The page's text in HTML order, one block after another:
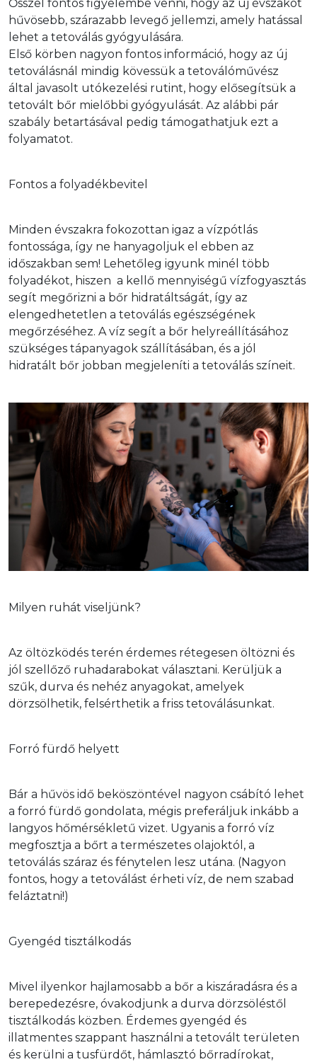
Ősszel fontos figyelembe venni, hogy az új évszakot
hűvösebb, szárazabb levegő jellemzi, amely hatással
lehet a tetoválás gyógyulására.
Első körben nagyon fontos információ, hogy az új
tetoválásnál mindig kövessük a tetoválóművész
által javasolt utókezelési rutint, hogy elősegítsük a
tetovált bőr mielőbbi gyógyulását. Az alábbi pár
szabály betartásával pedig támogathatjuk ezt a
folyamatot.
Fontos a folyadékbevitel
Minden évszakra fokozottan igaz a vízpótlás
fontossága, így ne hanyagoljuk el ebben az
időszakban sem! Lehetőleg igyunk minél több
folyadékot, hiszen  a kellő mennyiségű vízfogyasztás
segít megőrizni a bőr hidratáltságát, így az
elengedhetetlen a tetoválás egészségének
megőrzéséhez. A víz segít a bőr helyreállításához
szükséges tápanyagok szállításában, és a jól
hidratált bőr jobban megjeleníti a tetoválás színeit.
Milyen ruhát viseljünk?
Az öltözködés terén érdemes rétegesen öltözni és
jól szellőző ruhadarabokat választani. Kerüljük a
szűk, durva és nehéz anyagokat, amelyek
dörzsölhetik, felsérthetik a friss tetoválásunkat.
Forró fürdő helyett
Bár a hűvös idő beköszöntével nagyon csábító lehet
a forró fürdő gondolata, mégis preferáljuk inkább a
langyos hőmérsékletű vizet. Ugyanis a forró víz
megfosztja a bőrt a természetes olajoktól, a
tetoválás száraz és fénytelen lesz utána. (Nagyon
fontos, hogy a tetoválást érheti víz, de nem szabad
feláztatni!)
Gyengéd tisztálkodás
Mivel ilyenkor hajlamosabb a bőr a kiszáradásra és a
berepedezésre, óvakodjunk a durva dörzsöléstől
tisztálkodás közben. Érdemes gyengéd és
illatmentes szappant használni a tetovált területen
és kerülni a tusfürdőt, hámlasztó bőrradírokat,